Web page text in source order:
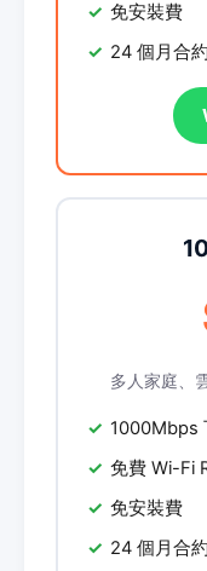
免安裝費
24 個月合約
多人家庭、
1000Mbps
免費 Wi-Fi
免安裝費
24 個月合約